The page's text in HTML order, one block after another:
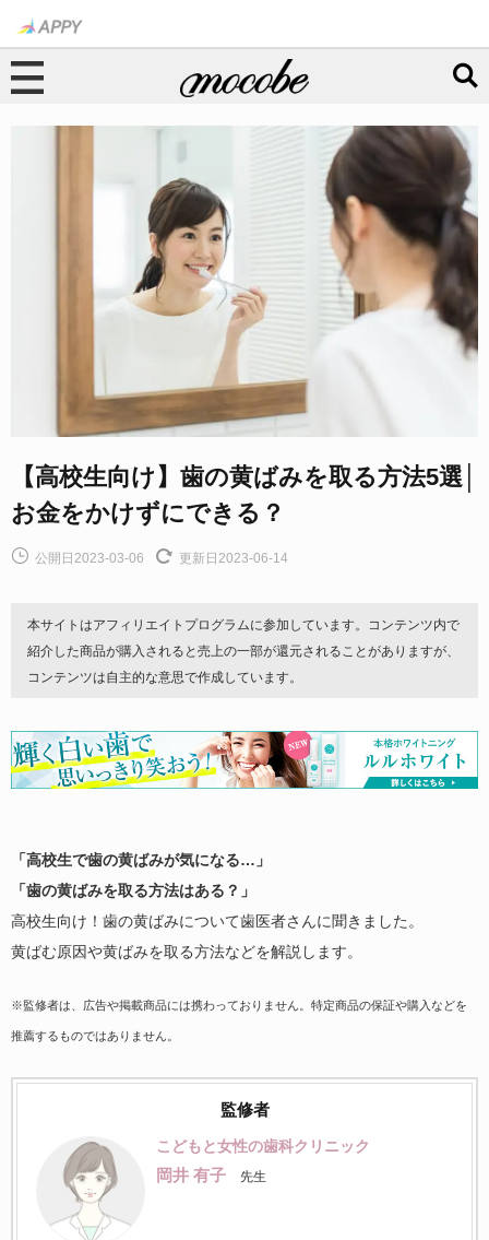
【高校生向け】歯の黄ばみを取る方法5選│
お金をかけずにできる？
公開日2023-03-06 更新日2023-06-14
本サイトはアフィリエイトプログラムに参加しています。コンテンツ内で
紹介した商品が購入されると売上の一部が還元されることがありますが、
コンテンツは自主的な意思で作成しています。
「高校生で歯の黄ばみが気になる…」
「歯の黄ばみを取る方法はある？」
高校生向け！歯の黄ばみについて歯医者さんに聞きました。
黄ばむ原因や黄ばみを取る方法などを解説します。
※監修者は、広告や掲載商品には携わっておりません。特定商品の保証や購入などを
推薦するものではありません。
監修者
こどもと女性の歯科クリニック
岡井 有子 先生